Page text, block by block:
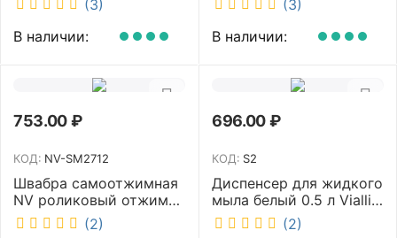
под химию NV 23 л NV-
11123
(3)
В наличии:
DSR0085
(3)
В наличии:
753.00₽
КОД: NV-SM2712
Швабра самоотжимная
NV роликовый отжим
насадка PVA 27 см
телескопическая
(2)
696.00₽
КОД: S2
Диспенсер для жидкого
мыла белый 0.5 л Vialli
S2
(2)